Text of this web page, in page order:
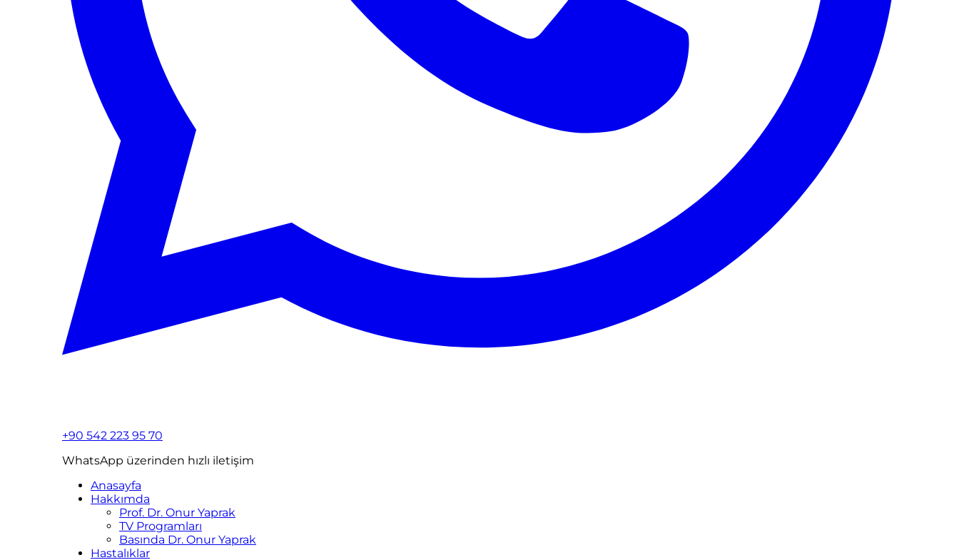
+90 542 223 95 70
WhatsApp üzerinden hızlı iletişim
Anasayfa
Hakkımda
Prof. Dr. Onur Yaprak
TV Programları
Basında Dr. Onur Yaprak
Hastalıklar